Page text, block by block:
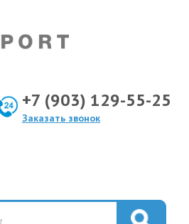
+7 (903) 129-55-25
Заказать звонок